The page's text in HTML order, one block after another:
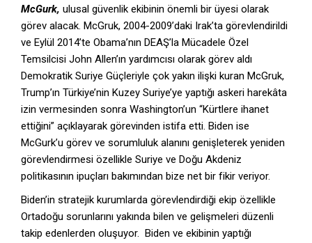
McGurk, ulusal güvenlik ekibinin önemli bir üyesi olarak
görev alacak. McGruk, 2004-2009’daki Irak’ta görevlendirildi
ve Eylül 2014’te Obama’nın DEAŞ’la Mücadele Özel
Temsilcisi John Allen’ın yardımcısı olarak görev aldı
Demokratik Suriye Güçleriyle çok yakın ilişki kuran McGruk,
Trump’ın Türkiye’nin Kuzey Suriye’ye yaptığı askeri harekâta
izin vermesinden sonra Washington’un “Kürtlere ihanet
ettiğini” açıklayarak görevinden istifa etti. Biden ise
McGurk’u görev ve sorumluluk alanını genişleterek yeniden
görevlendirmesi özellikle Suriye ve Doğu Akdeniz
politikasının ipuçları bakımından bize net bir fikir veriyor.
Biden’in stratejik kurumlarda görevlendirdiği ekip özellikle
Ortadoğu sorunlarını yakında bilen ve gelişmeleri düzenli
takip edenlerden oluşuyor. Biden ve ekibinin yaptığı